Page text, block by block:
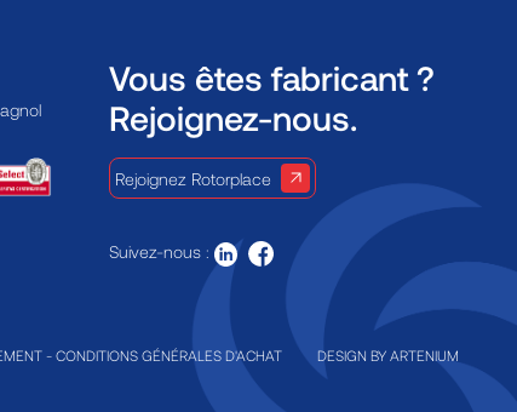
Vous êtes fabricant ?
Rejoignez-nous.
Rejoignez Rotorplace
Suivez-nous :
- CONDITIONS GÉNÉRALES D'ACHAT DESIGN BY ARTENIUM